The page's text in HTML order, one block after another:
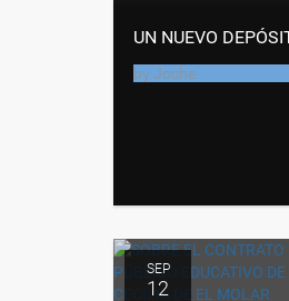
UN NUEVO
by Joche
SEP
12